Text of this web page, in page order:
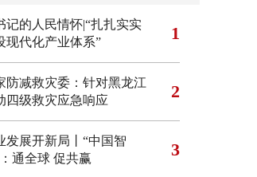
记的人民情怀|“扎扎实实
现代化产业体系”
1
防减救灾委：针对黑龙江
四级救灾应急响应
2
发展开新局丨“中国智
通全球 促共赢
3